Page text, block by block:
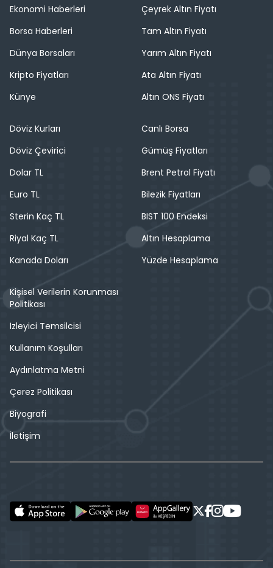
Ekonomi Haberleri
Borsa Haberleri
Dünya Borsaları
Kripto Fiyatları
Künye
Çeyrek Altın Fiyatı
Tam Altın Fiyatı
Yarım Altın Fiyatı
Ata Altın Fiyatı
Altın ONS Fiyatı
Döviz Kurları
Döviz Çevirici
Dolar TL
Euro TL
Sterin Kaç TL
Riyal Kaç TL
Kanada Doları
Canlı Borsa
Gümüş Fiyatları
Brent Petrol Fiyatı
Bilezik Fiyatları
BIST 100 Endeksi
Altın Hesaplama
Yüzde Hesaplama
Kişisel Verilerin Korunması
Politikası
İzleyici Temsilcisi
Kullanım Koşulları
Aydınlatma Metni
Çerez Politikası
Biyografi
İletişim